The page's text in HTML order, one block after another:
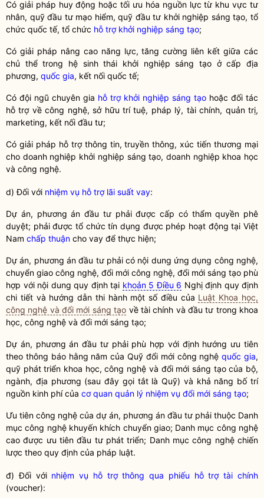
Có giải pháp huy động hoặc tối ưu hóa nguồn lực từ khu vực tư
nhân, quỹ đầu tư mạo hiểm, quỹ đầu tư khởi nghiệp sáng tạo, tổ
chức quốc tế, tổ chức hỗ trợ khởi nghiệp sáng tạo;
Có giải pháp nâng cao năng lực, tăng cường liên kết giữa các
chủ thể trong hệ sinh thái khởi nghiệp sáng tạo ở cấp địa
phương, quốc gia, kết nối quốc tế;
Có đội ngũ chuyên gia hỗ trợ khởi nghiệp sáng tạo hoặc đối tác
hỗ trợ vềcông nghệ, sở hữu trí tuệ, pháp lý, tài chính, quản trị,
marketing, kết nối đầu tư;
Có giải pháp hỗ trợ thông tin, truyền thông, xúc tiến thương mại
cho doanh nghiệp khởi nghiệp sáng tạo, doanh nghiệp khoa học
và công nghệ.
d) Đối với nhiệm vụ hỗ trợ lãi suất vay:
Dự án, phương án đầu tư phải được cấp có thẩmquyền phê
duyệt; phải được tổ chức tín dụng được phép hoạt động tại Việt
Nam chấp thuận cho vay để thực hiện;
Dự án, phương án đầu tư phải có nội dung ứng dụng công nghệ,
chuyển giao công nghệ, đổi mới công nghệ, đổi mới sáng tạo phù
hợp với nội dung quy định tại khoản 5 Điều 6 Nghị định quy định
chi tiết và hướng dẫn thi hành một số điều của Luật Khoa học,
công nghệ và đổi mới sáng tạo về tài chính và đầu tư trong khoa
học, công nghệ và đổi mới sáng tạo;
Dự án, phương án đầu tư phải phù hợp với định hướng ưu tiên
theo thông báo hằng năm của Quỹ đổi mới công nghệ quốc gia,
quỹ phát triển khoa học,công nghệ và đổi mới sáng tạo của bộ,
ngành, địa phương (sau đây gọi tắt là Quỹ) và khả năng bố trí
nguồn kinh phí của cơ quan quản lý nhiệm vụ đổi mới sáng tạo;
Ưu tiên công nghệ của dự án, phương án đầu tư phải thuộc Danh
mụccông nghệkhuyến khích chuyển giao; Danh mục công nghệ
cao được ưu tiên đầu tư phát triển; Danh mụccông nghệchiến
lược theo quy định của pháp luật.
đ) Đối với nhiệm vụ hỗ trợ thông qua phiếu hỗ trợ tài chính
(voucher):